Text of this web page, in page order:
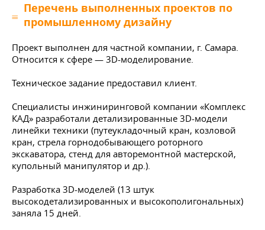
Перечень выполненных проектов по
промышленному дизайну
Проект выполнен для частной компании, г. Самара.
Относится к сфере — 3D-моделирование.
Техническое задание предоставил клиент.
Специалисты инжиниринговой компании «Комплекс
КАД» разработали детализированные 3D-модели
линейки техники (путеукладочный кран, козловой
кран, стрела горнодобывающего роторного
экскаватора, стенд для авторемонтной мастерской,
купольный манипулятор и др.).
Разработка 3D-моделей (13 штук
высокодетализированных и высокополигональных)
заняла 15 дней.